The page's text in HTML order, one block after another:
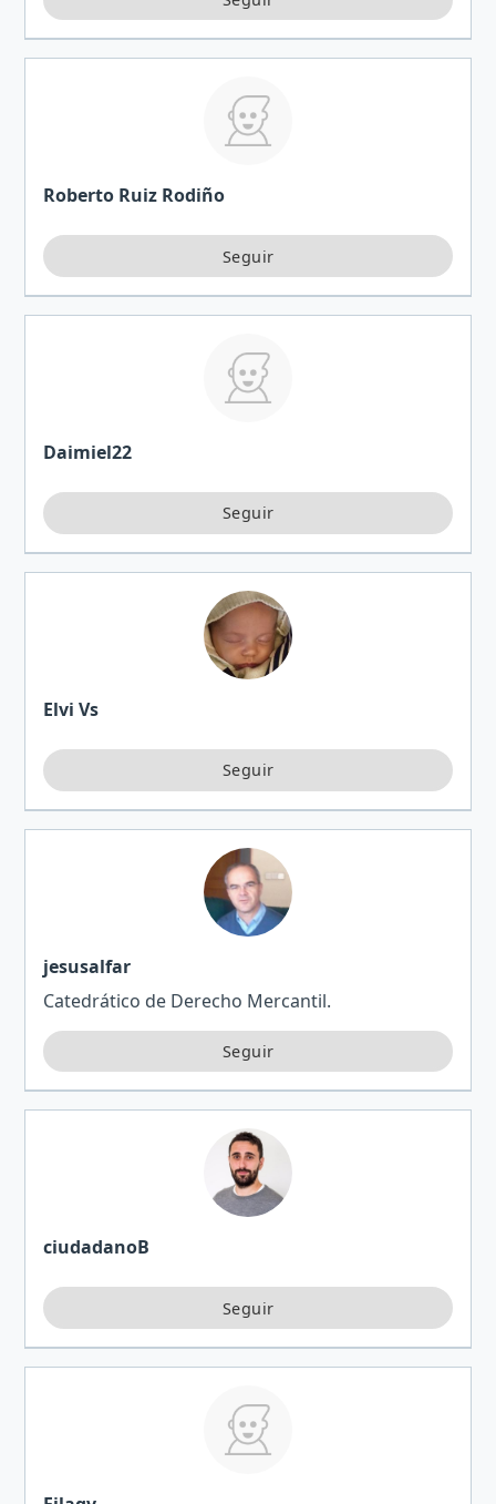
Roberto Ruiz Rodiño
Daimiel22
Elvi Vs
jesusalfar
Catedrático de Derecho Mercantil.
ciudadanoB